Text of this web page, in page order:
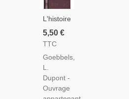
L'histoire
De La
Guerre
1939-
1945,
Goebbels,
1970 -
5,50 €
TTC
Goebbels,
L.
Dupont -
Ouvrage